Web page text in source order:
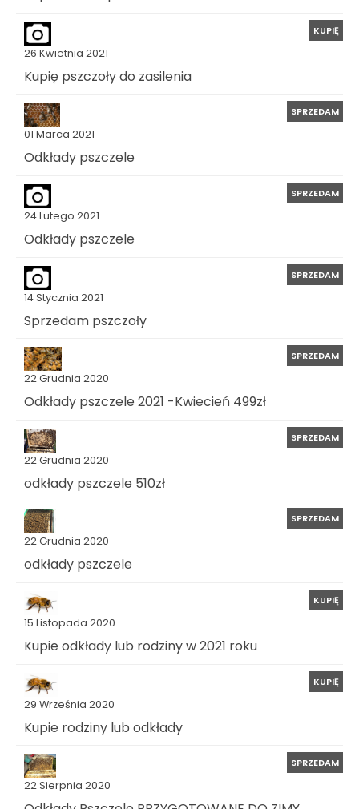
26 Kwietnia 2021
KUPIĘ
Kupię pszczoły do zasilenia
01 Marca 2021
SPRZEDAM
Odkłady pszczele
24 Lutego 2021
SPRZEDAM
Odkłady pszczele
14 Stycznia 2021
SPRZEDAM
Sprzedam pszczoły
22 Grudnia 2020
SPRZEDAM
Odkłady pszczele 2021 -Kwiecień 499zł
22 Grudnia 2020
SPRZEDAM
odkłady pszczele 510zł
22 Grudnia 2020
SPRZEDAM
odkłady pszczele
15 Listopada 2020
KUPIĘ
Kupie odkłady lub rodziny w 2021 roku
29 Września 2020
KUPIĘ
Kupie rodziny lub odkłady
22 Sierpnia 2020
SPRZEDAM